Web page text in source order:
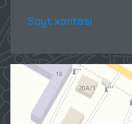
Sayt xaritasi